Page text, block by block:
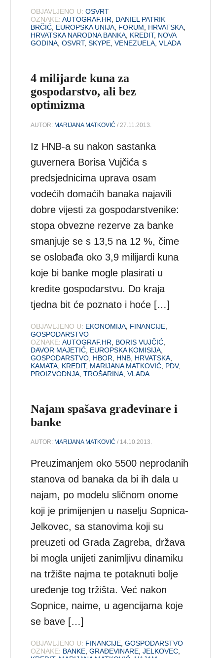
OBJAVLJENO U: OSVRT
OZNAKE: AUTOGRAF.HR
DANIEL PATRIK
BRČIĆ EUROPSKA UNIJA FORUM HRVATSKA
HRVATSKA NARODNA BANKA KREDIT, NOVA
GODINA ,OSVRT,SKYPE ,VENEZUELA ,VLADA
4 milijarde kuna za
gospodarstvo, ali bez
optimizma
AUTOR: MARIJANA MATKOVIĆ / 27.11.2013.
Iz HNB-a su nakon sastanka
guvernera Borisa Vujčića s
predsjednicima uprava osam
vodećih domaćih banaka najavili
dobre vijesti za gospodarstvenike:
stopa obvezne rezerve za banke
smanjuje se s 13,5 na 12 %, čime
se oslobađa oko 3,9 milijardi kuna
koje bi banke mogle plasirati u
kredite gospodarstvu. Do kraja
tjedna bit će poznato i hoće […]
OBJAVLJENO U: EKONOMIJA FINANCIJE
GOSPODARSTVO
OZNAKE: AUTOGRAF.HR BORIS VUJČIĆ
DAVOR MAJETIĆ EUROPSKA KOMISIJA
GOSPODARSTVO HBOR HNB HRVATSKA
KAMATA KREDIT, MARIJANA MATKOVIĆ PDV,
PROIZVODNJA ,TROŠARINA ,VLADA
Najam spašava građevinare i
banke
AUTOR: MARIJANA MATKOVIĆ / 14.10.2013.
Preuzimanjem oko 5500 neprodanih
stanova od banaka da bi ih dala u
najam, po modelu sličnom onome
koji je primijenjen u naselju Sopnica-
Jelkovec, sa stanovima koji su
preuzeti od Grada Zagreba, država
bi mogla unijeti zanimljivu dinamiku
na tržište najma te potaknuti bolje
uređenje tog tržišta. Već nakon
Sopnice, naime, u agencijama koje
se bave […]
OBJAVLJENO U: FINANCIJE,GOSPODARSTVO
OZNAKE: BANKE,GRAĐEVINARE,JELKOVEC,